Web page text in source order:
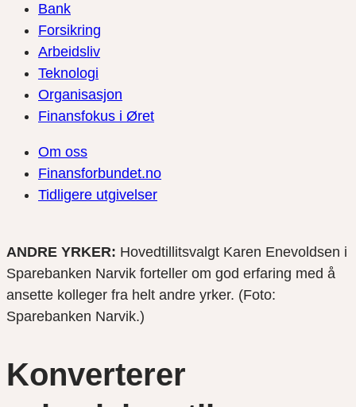
Bank
Forsikring
Arbeidsliv
Teknologi
Organisasjon
Finansfokus i Øret
Om oss
Finansforbundet.no
Tidligere utgivelser
ANDRE YRKER: Hovedtillitsvalgt Karen Enevoldsen i
Sparebanken Narvik forteller om god erfaring med å
ansette kolleger fra helt andre yrker. (Foto:
Sparebanken Narvik.)
Konverterer